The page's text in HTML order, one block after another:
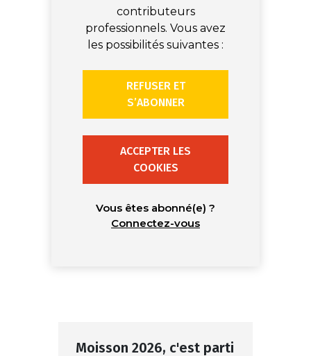
contributeurs
professionnels. Vous avez
les possibilités suivantes :
REFUSER ET
S’ABONNER
ACCEPTER LES
COOKIES
Vous êtes abonné(e) ?
Connectez-vous
Moisson 2026, c'est parti